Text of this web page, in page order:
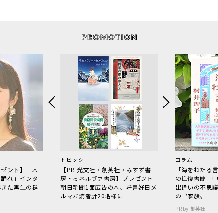
ント】一木
れ」インタ
た再生の群
トピック
【PR 光文社・創英社・みすず書
房・ミネルヴァ書房】プレゼント
朝日新聞1面広告の本、好書好日メ
ルマガ読者計20名様に
コラム
「海をわた
の往復書簡」
出逢いの不思
の〝家族〟
PR by 集英社